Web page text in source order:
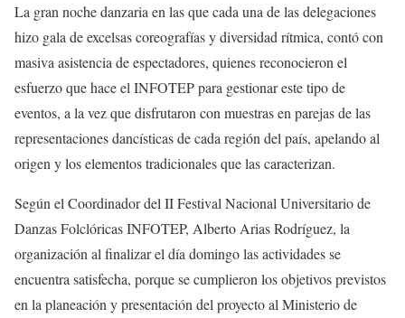
La gran noche danzaria en las que cada una de las delegaciones
hizo gala de excelsas coreografías y diversidad rítmica, contó con
masiva asistencia de espectadores, quienes reconocieron el
esfuerzo que hace el INFOTEP para gestionar este tipo de
eventos, a la vez que disfrutaron con muestras en parejas de las
representaciones dancísticas de cada región del país, apelando al
origen y los elementos tradicionales que las caracterizan.
Según el Coordinador del II Festival Nacional Universitario de
Danzas Folclóricas INFOTEP, Alberto Arias Rodríguez, la
organización al finalizar el día domingo las actividades se
encuentra satisfecha, porque se cumplieron los objetivos previstos
en la planeación y presentación del proyecto al Ministerio de